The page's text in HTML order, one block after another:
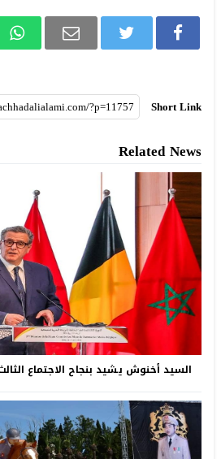
Short Link
Related News
السيد أخنوش يشيد بنجاح الاجتماع